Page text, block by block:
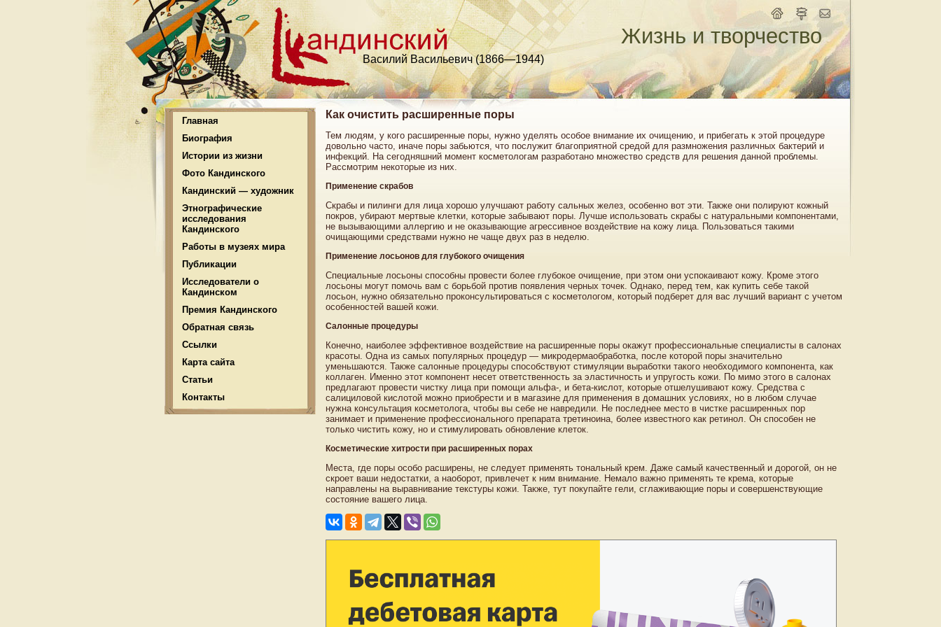
Василий Васильевич (1866—1944)
Жизнь и творчество
Главная
Биография
Истории из жизни
Фото Кандинского
Кандинский — художник
Этнографические
исследования
Кандинского
Работы в музеях мира
Публикации
Исследователи о
Кандинском
Премия Кандинского
Обратная связь
Ссылки
Карта сайта
Статьи
Контакты
Как очистить расширенные поры
Тем людям, у кого расширенные поры, нужно уделять особое внимание их очищению, и прибегать к этой процедуре
довольно часто, иначе поры забьются, что послужит благоприятной средой для размножения различных бактерий и
инфекций. На сегодняшний момент косметологам разработано множество средств для решения данной проблемы.
Рассмотрим некоторые из них.
Применение скрабов
Скрабы и пилинги для лица хорошо улучшают работу сальных желез, особенно вот эти. Также они полируют кожный
покров, убирают мертвые клетки, которые забывают поры. Лучше использовать скрабы с натуральными компонентами,
не вызывающими аллергию и не оказывающие агрессивное воздействие на кожу лица. Пользоваться такими
очищающими средствами нужно не чаще двух раз в неделю.
Применение лосьонов для глубокого очищения
Специальные лосьоны способны провести более глубокое очищение, при этом они успокаивают кожу. Кроме этого
лосьоны могут помочь вам с борьбой против появления черных точек. Однако, перед тем, как купить себе такой
лосьон, нужно обязательно проконсультироваться с косметологом, который подберет для вас лучший вариант с учетом
особенностей вашей кожи.
Салонные процедуры
Конечно, наиболее эффективное воздействие на расширенные поры окажут профессиональные специалисты в салонах
красоты. Одна из самых популярных процедур — микродермаобработка, после которой поры значительно
уменьшаются. Также салонные процедуры способствуют стимуляции выработки такого необходимого компонента, как
коллаген. Именно этот компонент несет ответственность за эластичность и упругость кожи. По мимо этого в салонах
предлагают провести чистку лица при помощи альфа-, и бета-кислот, которые отшелушивают кожу. Средства с
салициловой кислотой можно приобрести и в магазине для применения в домашних условиях, но в любом случае
нужна консультация косметолога, чтобы вы себе не навредили. Не последнее место в чистке расширенных пор
занимает и применение профессионального препарата третиноина, более известного как ретинол. Он способен не
только чистить кожу, но и стимулировать обновление клеток.
Косметические хитрости при расширенных порах
Места, где поры особо расширены, не следует применять тональный крем. Даже самый качественный и дорогой, он не
скроет ваши недостатки, а наоборот, привлечет к ним внимание. Немало важно применять те крема, которые
направлены на выравнивание текстуры кожи. Также, тут покупайте гели, сглаживающие поры и совершенствующие
состояние вашего лица.